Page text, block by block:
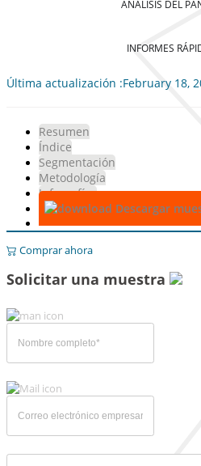
ANÁLISIS DEL
INFORMES
Última actualización :February 18,
Resumen
Índice
Segmentación
Metodología
Infografías
Descargar
Comprar ahora
Solicitar una muestra